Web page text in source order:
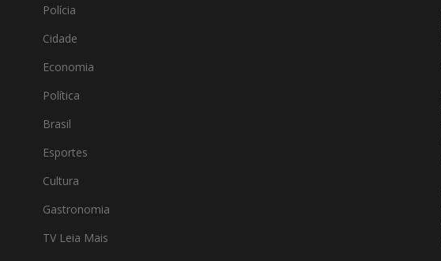
Polícia
Cidade
Economia
Política
Brasil
Esportes
Cultura
Gastronomia
TV Leia Mais